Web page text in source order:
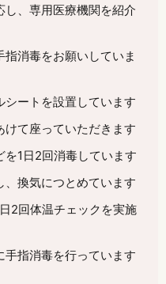
し、専用医療機関を紹介
消毒をお願いしていま
シートを設置しています
て座っていただきます
1日2回消毒しています
換気につとめています
2回体温チェックを実施
手指消毒を行っています